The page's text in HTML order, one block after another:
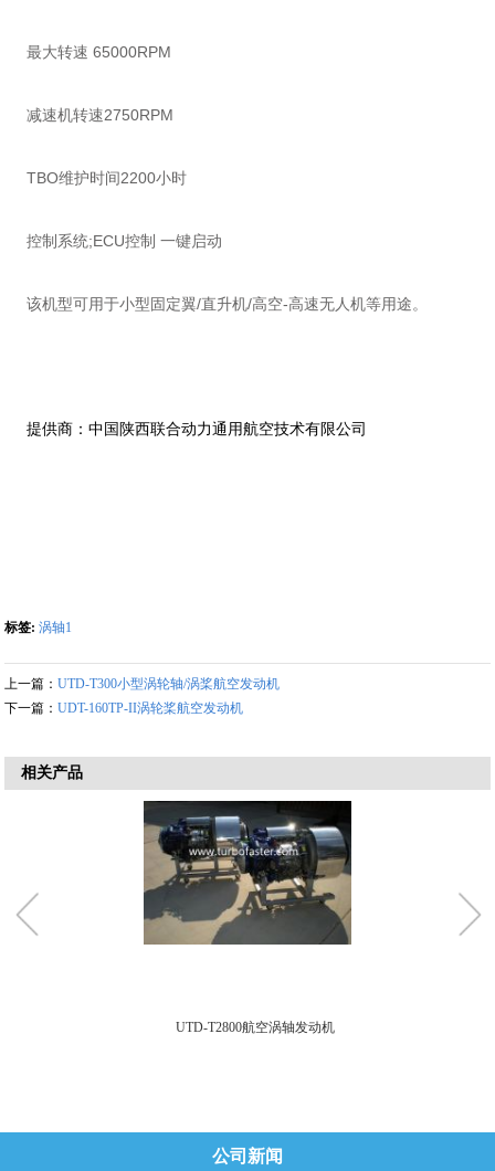
最大转速 65000RPM
减速机转速2750RPM
TBO维护时间2200小时
控制系统;ECU控制 一键启动
该机型可用于小型固定翼/直升机/高空-高速无人机等用途。
提供商：中国陕西联合动力通用航空技术有限公司
标签: 涡轴1
上一篇：UTD-T300小型涡轮轴/涡桨航空发动机
下一篇：UDT-160TP-II涡轮桨航空发动机
相关产品
UTD-T2800航空涡轴发动机
公司新闻